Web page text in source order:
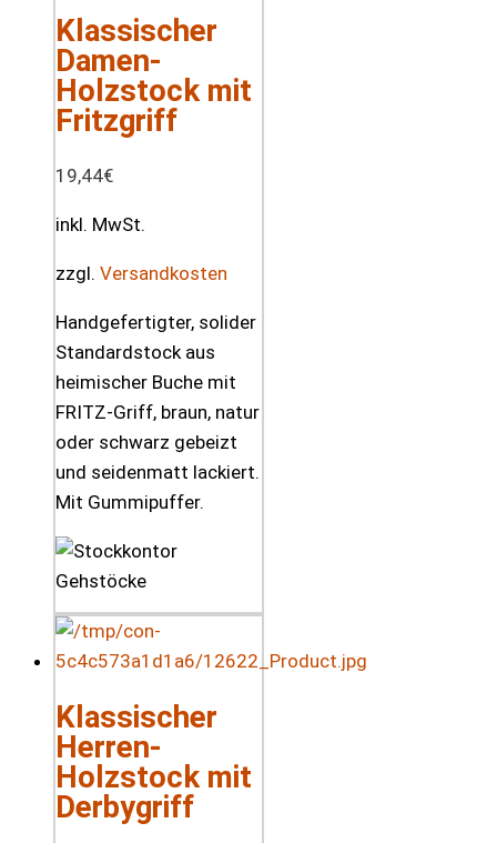
Klassischer
Damen-
Holzstock mit
Fritzgriff
19,44€
inkl. MwSt.
zzgl. Versandkosten
Handgefertigter, solider
Standardstock aus
heimischer Buche mit
FRITZ-Griff, braun, natur
oder schwarz gebeizt
und seidenmatt lackiert.
Mit Gummipuffer.
Klassischer
Herren-
Holzstock mit
Derbygriff